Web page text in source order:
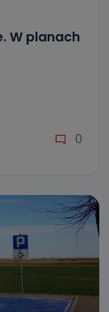
W planach
0